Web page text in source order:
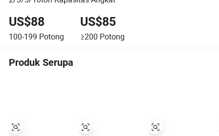
US$88
100-199 Potong
US$85
≥200 Potong
Produk Serupa